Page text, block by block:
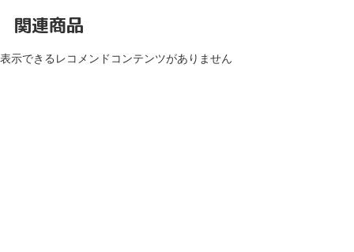
関連商品
表示できるレコメンドコンテンツがありません